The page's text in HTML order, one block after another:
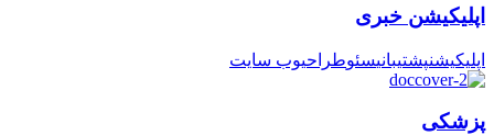
اپلیکیشن خبری
اپلیکیشنپشتیبانیسئوطراحیوب سایت
پزشکی